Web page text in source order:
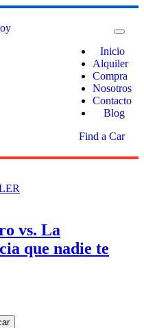
Inicio
Alquiler
Compra
Nosotros
Contacto
Blog
Find a Car
vs. La
que nadie te